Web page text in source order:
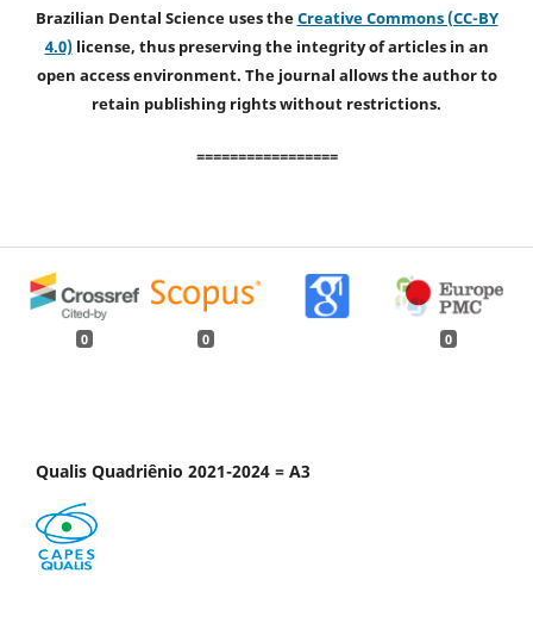
Brazilian Dental Science uses theCreative Commons (CC-BY
4.0)license, thus preserving the integrity of articles in an
open access environment. The journal allows the author to
retain publishing rights without restrictions.
=================
0 0 0
Qualis Quadriênio 2021-2024 = A3